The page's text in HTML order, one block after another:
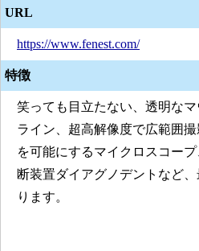
URL
https://www.fenest.com/
特徴
笑っても目立たない、透明な
ライン、超高解像度で広範囲
を可能にするマイクロスコー
断装置ダイアグノデントなど
ります。